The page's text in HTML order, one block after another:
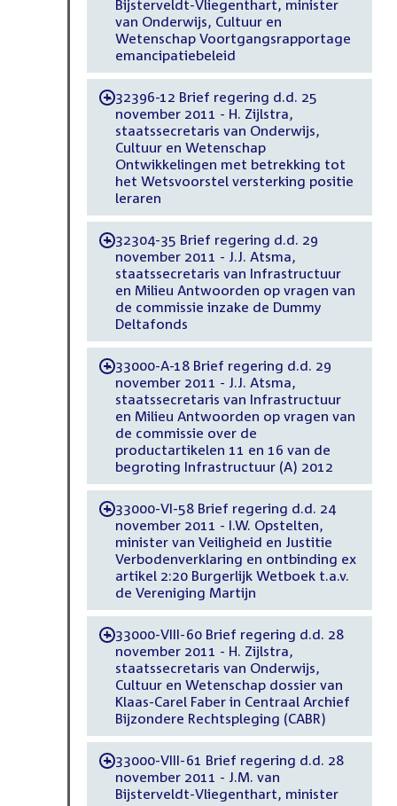
Bijsterveldt-Vliegenthart, minister
van Onderwijs, Cultuur en
Wetenschap Voortgangsrapportage
emancipatiebeleid
-32396-12 Brief regering d.d. 25
november 2011 - H. Zijlstra,
staatssecretaris van Onderwijs,
Cultuur en Wetenschap
Ontwikkelingen met betrekking tot
het Wetsvoorstel versterking positie
leraren
-32304-35 Brief regering d.d. 29
november 2011 - J.J. Atsma,
staatssecretaris van Infrastructuur
en Milieu Antwoorden op vragen van
de commissie inzake de Dummy
Deltafonds
-33000-A-18 Brief regering d.d. 29
november 2011 - J.J. Atsma,
staatssecretaris van Infrastructuur
en Milieu Antwoorden op vragen van
de commissie over de
productartikelen 11 en 16 van de
begroting Infrastructuur (A) 2012
-33000-VI-58 Brief regering d.d. 24
november 2011 - I.W. Opstelten,
minister van Veiligheid en Justitie
Verbodenverklaring en ontbinding ex
artikel 2:20 Burgerlijk Wetboek t.a.v.
de Vereniging Martijn
-33000-VIII-60 Brief regering d.d. 28
november 2011 - H. Zijlstra,
staatssecretaris van Onderwijs,
Cultuur en Wetenschap dossier van
Klaas-Carel Faber in Centraal Archief
Bijzondere Rechtspleging (CABR)
-33000-VIII-61 Brief regering d.d. 28
november 2011 - J.M. van
Bijsterveldt-Vliegenthart, minister